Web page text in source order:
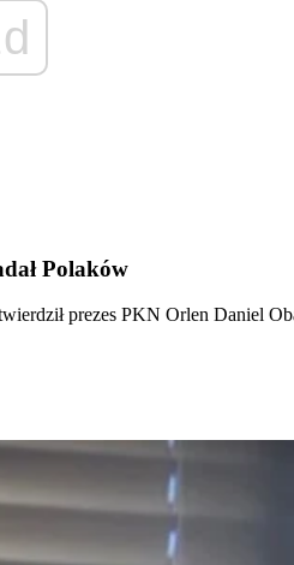
Polaków
prezes PKN Orlen Daniel